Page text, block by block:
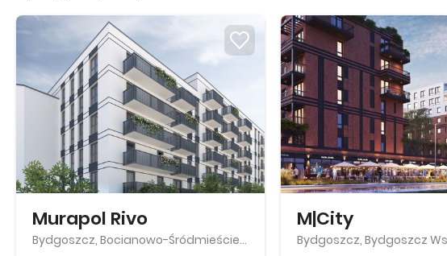
Murapol Rivo
Bydgoszcz, Bocianowo-Śródmieście-Stare Miasto
M|City